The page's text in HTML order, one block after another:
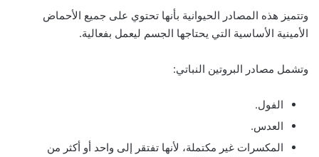
وتتميز هذه المصادر الحيوانية بأنها تحتوي على جميع الأحماض
الأمينية الأساسية التي يحتاجها الجسم ليعمل بفعالية.
وتشمل مصادر البروتين النباتي:
الفول.
العدس.
المكسرات غير مكتملة، لأنها تفتقر إلى واحد أو أكثر من